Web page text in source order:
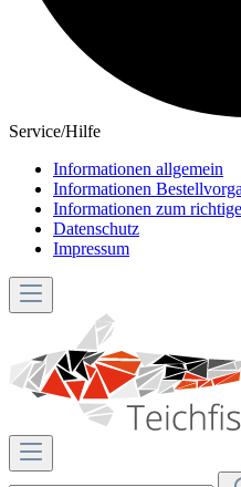
Service/Hilfe
Informationen allgemein
Informationen
Informationen zum
Datenschutz
Impressum